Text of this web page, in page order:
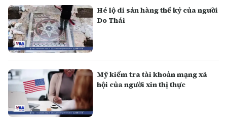
Hé lộ di sản hàng thế kỷ của người
Do Thái
Mỹ kiểm tra tài khoản mạng xã
hội của người xin thị thực